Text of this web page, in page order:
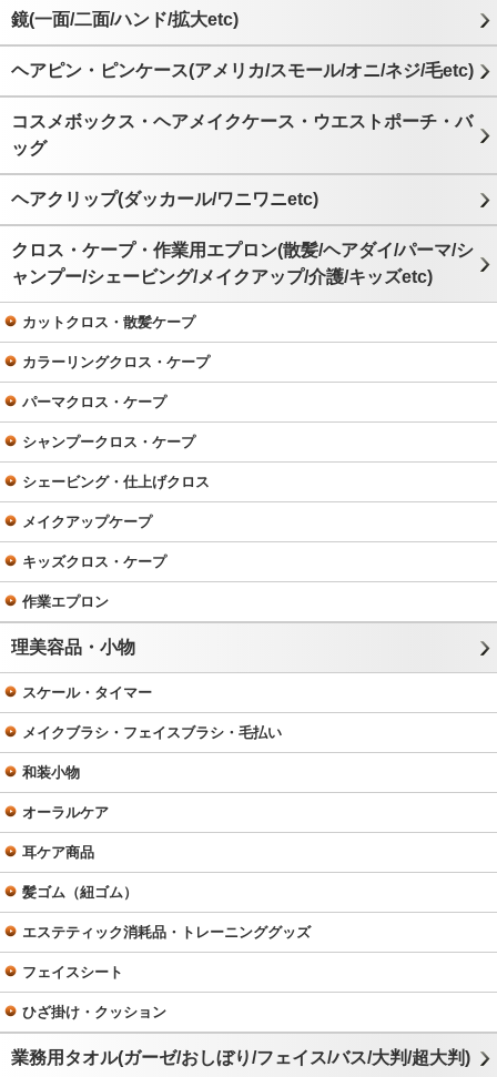
鏡(一面/二面/ハンド/拡大etc)
ヘアピン・ピンケース(アメリカ/スモール/オニ/ネジ/毛etc)
コスメボックス・ヘアメイクケース・ウエストポーチ・バ
ッグ
ヘアクリップ(ダッカール/ワニワニetc)
クロス・ケープ・作業用エプロン(散髪/ヘアダイ/パーマ/シ
ャンプー/シェービング/メイクアップ/介護/キッズetc)
カットクロス・散髪ケープ
カラーリングクロス・ケープ
パーマクロス・ケープ
シャンプークロス・ケープ
シェービング・仕上げクロス
メイクアップケープ
キッズクロス・ケープ
作業エプロン
理美容品・小物
スケール・タイマー
メイクブラシ・フェイスブラシ・毛払い
和装小物
オーラルケア
耳ケア商品
髪ゴム（紐ゴム）
エステティック消耗品・トレーニンググッズ
フェイスシート
ひざ掛け・クッション
業務用タオル(ガーゼ/おしぼり/フェイス/バス/大判/超大判)